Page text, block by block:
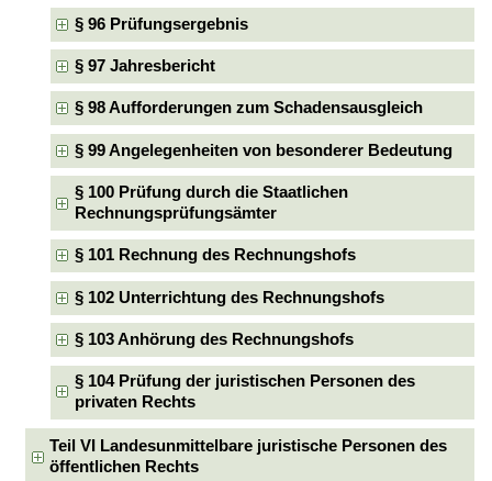
§ 96 Prüfungsergebnis
§ 97 Jahresbericht
§ 98 Aufforderungen zum Schadensausgleich
§ 99 Angelegenheiten von besonderer Bedeutung
§ 100 Prüfung durch die Staatlichen
Rechnungsprüfungsämter
§ 101 Rechnung des Rechnungshofs
§ 102 Unterrichtung des Rechnungshofs
§ 103 Anhörung des Rechnungshofs
§ 104 Prüfung der juristischen Personen des
privaten Rechts
Teil VI Landesunmittelbare juristische Personen des
öffentlichen Rechts